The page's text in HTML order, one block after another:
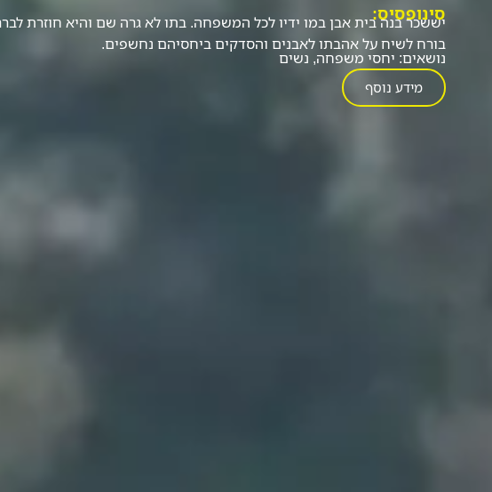
סינופסיס:
יששכר בנה בית אבן במו ידיו לכל המשפחה. בתו לא גרה שם והיא חוזרת
בורח לשיח על אהבתו לאבנים והסדקים ביחסיהם נחשפים.
נושאים: יחסי משפחה, נשים
מידע נוסף